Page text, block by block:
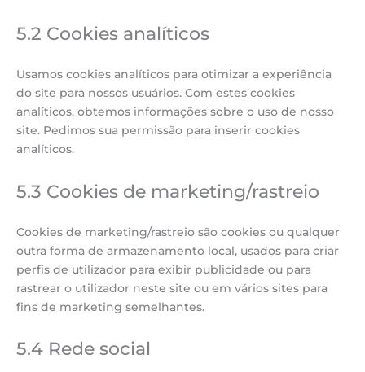
5.2 Cookies analíticos
Usamos cookies analíticos para otimizar a experiência
do site para nossos usuários. Com estes cookies
analíticos, obtemos informações sobre o uso de nosso
site. Pedimos sua permissão para inserir cookies
analíticos.
5.3 Cookies de marketing/rastreio
Cookies de marketing/rastreio são cookies ou qualquer
outra forma de armazenamento local, usados para criar
perfis de utilizador para exibir publicidade ou para
rastrear o utilizador neste site ou em vários sites para
fins de marketing semelhantes.
5.4 Rede social